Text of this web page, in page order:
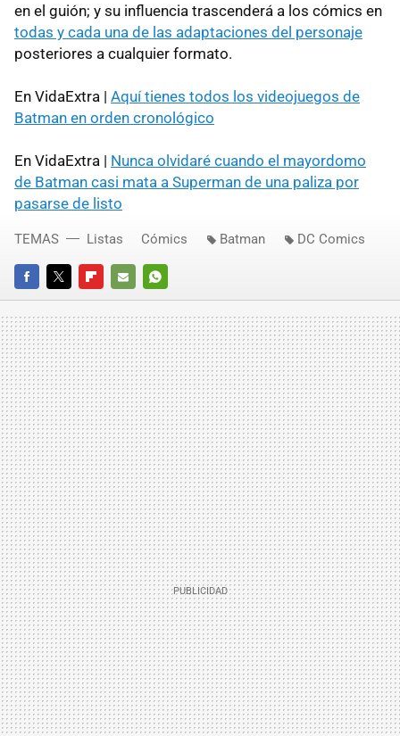
en el guión; y su influencia trascenderá a los cómics en
todas y cada una de las adaptaciones del personaje
posteriores a cualquier formato.
En VidaExtra | Aquí tienes todos los videojuegos de
Batman en orden cronológico
En VidaExtra | Nunca olvidaré cuando el mayordomo
de Batman casi mata a Superman de una paliza por
pasarse de listo
FACEBOOKTWITTERFLIPBOARD
E-
MAIL
WHATSAPP
TEMAS Listas Cómics Batman DC Comics